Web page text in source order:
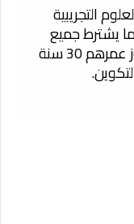
التجريبية
يشترط جميع
المرشحين الحاصلين الباكالوريا الا يتجاوز عمرهم 30 سنة